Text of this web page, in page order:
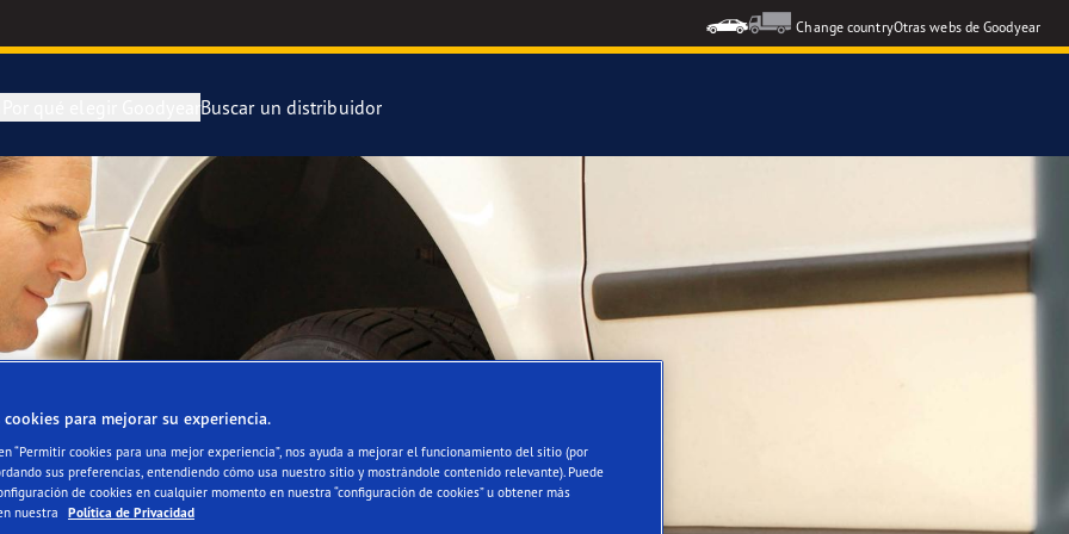
Change countryOtras webs de Goodyear
y cambia tus neumáticos
de tus neumáticos
Que Cuentan
Performance 3
4Seasons Gen-3
F1 Asymmetric 6
EfficientGrip Performance 2
Neumático Oficial del Grupo Aramón
Neumático Oficial Escuela RACE de Conducción
Neumáticos Goodyear Eagle
Buscar un distribuidor
para mejorar su experiencia.
“Permitir cookies para una mejor experiencia”, nos ayuda a mejorar el funcionamiento del sitio (por
sus preferencias, entendiendo cómo usa nuestro sitio y mostrándole contenido relevante). Puede
de cookies en cualquier momento en nuestra “configuración de cookies” u obtener más
nuestra
Política de Privacidad